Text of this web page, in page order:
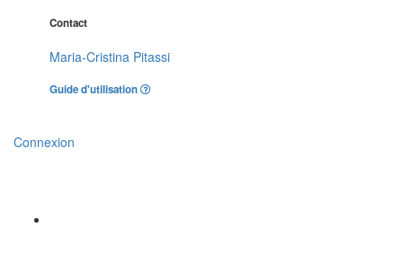
Contact
Maria-Cristina Pitassi
Guide d'utilisation
Connexion